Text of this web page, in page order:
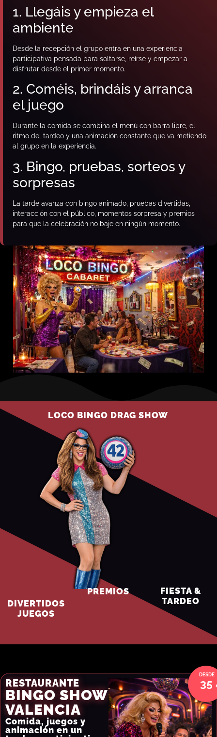
1. Llegáis y empieza el
ambiente
Desde la recepción el grupo entra en una experiencia
participativa pensada para soltarse, reírse y empezar a
disfrutar desde el primer momento.
2. Coméis, brindáis y arranca
el juego
Durante la comida se combina el menú con barra libre, el
ritmo del tardeo y una animación constante que va metiendo
al grupo en la experiencia.
3. Bingo, pruebas, sorteos y
sorpresas
La tarde avanza con bingo animado, pruebas divertidas,
interacción con el público, momentos sorpresa y premios
para que la celebración no baje en ningún momento.
LOCO BINGO DRAG SHOW
DIVERTIDOS
JUEGOS
PREMIOS
FIESTA &
TARDEO
35
RESTAURANTE
BINGO SHOW
VALENCIA
Comida, juegos y
animación en un